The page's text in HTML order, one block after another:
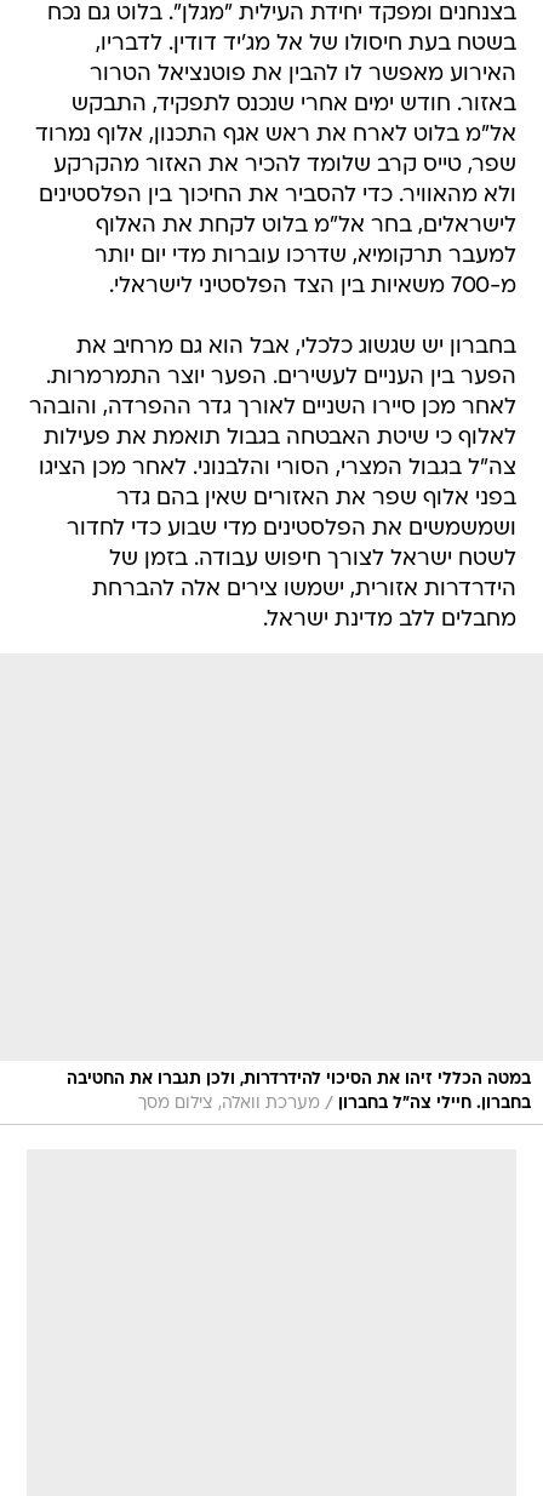
בצנחנים ומפקד יחידת העילית "מגלן". בלוט גם נכח
בשטח בעת חיסולו של אל מג'יד דודין. לדבריו,
האירוע מאפשר לו להבין את פוטנציאל הטרור
באזור. חודש ימים אחרי שנכנס לתפקיד, התבקש
אל"מ בלוט לארח את ראש אגף התכנון, אלוף נמרוד
שפר, טייס קרב שלומד להכיר את האזור מהקרקע
ולא מהאוויר. כדי להסביר את החיכוך בין הפלסטינים
לישראלים, בחר אל"מ בלוט לקחת את האלוף
למעבר תרקומיא, שדרכו עוברות מדי יום יותר
מ-700 משאיות בין הצד הפלסטיני לישראלי.
בחברון יש שגשוג כלכלי, אבל הוא גם מרחיב את
הפער בין העניים לעשירים. הפער יוצר התמרמרות.
לאחר מכן סיירו השניים לאורך גדר ההפרדה, והובהר
לאלוף כי שיטת האבטחה בגבול תואמת את פעילות
צה"ל בגבול המצרי, הסורי והלבנוני. לאחר מכן הציגו
בפני אלוף שפר את האזורים שאין בהם גדר
ושמשמשים את הפלסטינים מדי שבוע כדי לחדור
לשטח ישראל לצורך חיפוש עבודה. בזמן של
הידרדרות אזורית, ישמשו צירים אלה להברחת
מחבלים ללב מדינת ישראל.
במטה הכללי זיהו את הסיכוי להידרדרות, ולכן תגברו את החטיבה
בחברון. חיילי צה"ל בחברון
/ מערכת וואלה, צילום מסך